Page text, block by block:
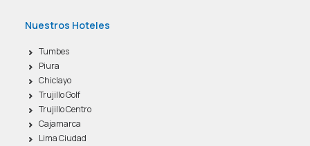
Nuestros Hoteles
Tumbes
Piura
Chiclayo
Trujillo Golf
Trujillo Centro
Cajamarca
Lima Ciudad